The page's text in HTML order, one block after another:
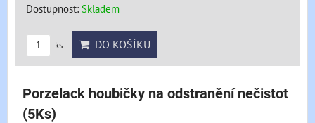
Dostupnost: Skladem
ks DO KOŠÍKU
Porzelack houbičky na odstranění nečistot
(5Ks)